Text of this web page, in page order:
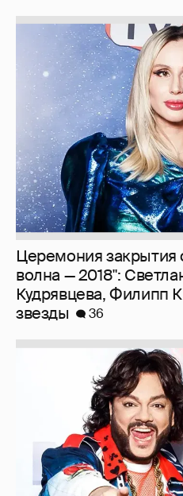
Церемония закрытия
волна — 2018":
Кудрявцева, Филипп
звезды
36